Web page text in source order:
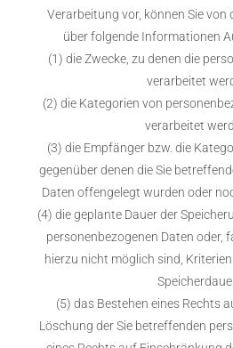
Verarbeitung vor, können Sie
über folgende Informationen
(1) die Zwecke, zu denen die
verarbeitet
(2) die Kategorien von
verarbeitet
(3) die Empfänger bzw. die
gegenüber denen die Sie
Daten offengelegt wurden oder
(4) die geplante Dauer der
personenbezogenen Daten oder,
hierzu nicht möglich sind,
(5) das Bestehen eines Rechts
Löschung der Sie betreffenden